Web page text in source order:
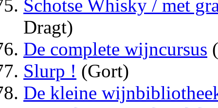
Schotse Whisky / met
Dragt)
De complete wijncursus
Slurp ! (Gort)
De kleine